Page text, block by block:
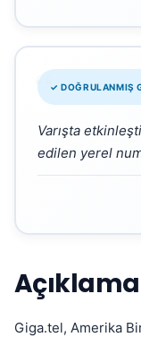
✓ DOĞRULANMIŞ
“
Varışta
edilen yerel
Açıklama
Giga.tel, Amerika